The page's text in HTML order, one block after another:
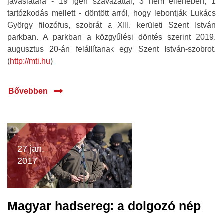
tartózkodás mellett - döntött arról, hogy lebontják Lukács
György filozófus, szobrát a XIII. kerületi Szent István
parkban. A parkban a közgyűlési döntés szerint 2019.
augusztus 20-án felállítanak egy Szent István-szobrot.
(http://mti.hu)
Bővebben
27 jan.
2017
Magyar hadsereg: a dolgozó nép